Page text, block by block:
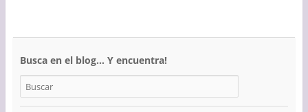
Busca en el blog… Y encuentra!